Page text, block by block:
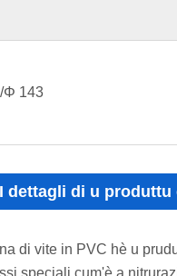
Φ 143
I dettagli di u produttu
di vite in PVC hè u
speciali cum'è a